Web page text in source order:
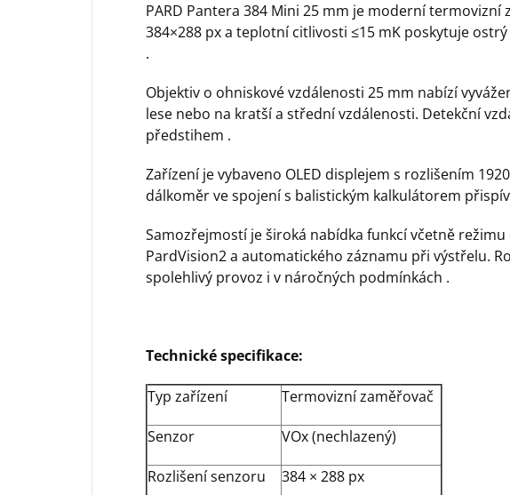
PARD Pantera 384 Mini 25 mm je moderní
384×288 px a teplotní citlivosti ≤15 mK poskytuje
.
Objektiv o ohniskové vzdálenosti 25 mm nabízí
lese nebo na kratší a střední vzdálenosti. Detekční
předstihem .
Zařízení je vybaveno OLED displejem s rozlišením
dálkoměr ve spojení s balistickým kalkulátorem
Samozřejmostí je široká nabídka funkcí včetně
PardVision2 a automatického záznamu při výstřelu.
spolehlivý provoz i v náročných podmínkách .
Technické specifikace:
Typ zařízení Termovizní zaměřovač
Senzor VOx (nechlazený)
Rozlišení senzoru 384 × 288 px